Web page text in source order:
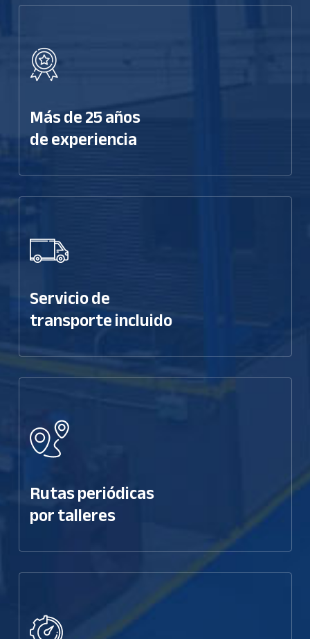
Más de 25 años
de experiencia
Servicio de
transporte incluido
Rutas periódicas
por talleres